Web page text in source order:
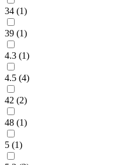
34 (1)
39 (1)
4.3 (1)
4.5 (4)
42 (2)
48 (1)
5 (1)